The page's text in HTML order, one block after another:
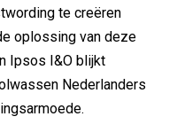
te creëren
oplossing van deze
Ipsos I&O blijkt
Nederlanders